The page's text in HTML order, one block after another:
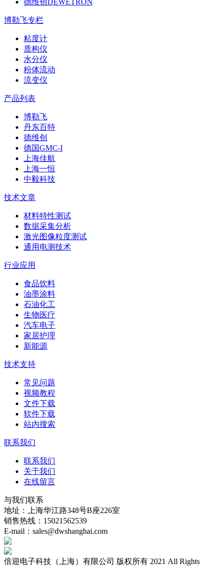
德维创DEWETRON
博勒飞专栏
粘度计
质构仪
水分仪
粉体流动
流变仪
产品列表
博勒飞
丹东百特
德维创
德国GMC-I
上海佳航
上海一恒
中毅科技
技术文章
材料特性测试
数据采集分析
激光图像粒度测试
通用电测技术
行业应用
食品饮料
油墨涂料
石油化工
生物医疗
汽车电子
家居护理
新能源
技术支持
常见问题
视频教程
文件下载
软件下载
站内搜索
联系我们
联系我们
关于我们
在线留言
与我们联系
地址：上海华江路348号B座226室
销售热线：15021562539
E-mail：sales@dwshanghai.com
倍迎电子科技（上海）有限公司 版权所有 2021 All Rights